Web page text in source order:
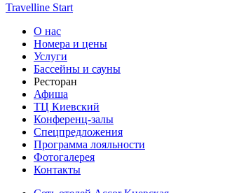
Travelline Start
О нас
Номера и цены
Услуги
Бассейны и сауны
Ресторан
Афиша
ТЦ Киевский
Конференц-залы
Спецпредложения
Программа лояльности
Фотогалерея
Контакты